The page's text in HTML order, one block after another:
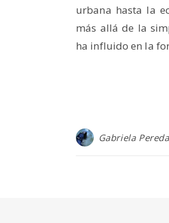
urbana hasta la
más allá de la
ha influido en la
Gabriela